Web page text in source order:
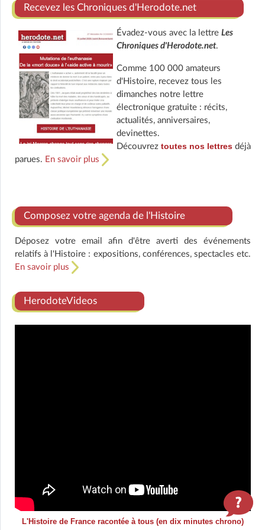
Recevez les Chroniques d'Herodote.net
Évadez-vous avec la lettre Les
Chroniques d'Herodote.net.
Comme 100 000 amateurs
d'Histoire, recevez tous les
dimanches notre lettre
électronique gratuite : récits,
actualités, anniversaires,
devinettes.
Découvrez toutes nos lettresdéjà
parues. En savoir plus
Composez votre agenda de l'Histoire
Déposez votre email afin d'être averti des événements
relatifs à l'Histoire : expositions, conférences, spectacles etc.
En savoir plus
HerodoteVideos
L'Histoire de France racontée à tous (en dix minutes chrono)